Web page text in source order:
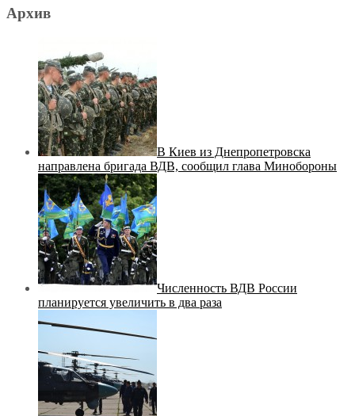
Архив
В Киев из Днепропетровска
направлена бригада ВДВ, сообщил глава Минобороны
Численность ВДВ России
планируется увеличить в два раза